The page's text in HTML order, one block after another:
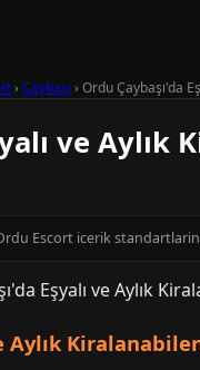
› Çaybaşı › Ordu Çaybaşı'da
ve
Ordu Escort icerik
Aylık